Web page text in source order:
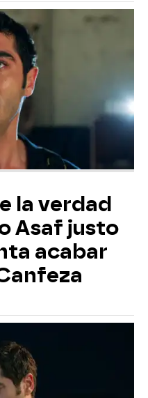
la verdad
Asaf justo
acabar